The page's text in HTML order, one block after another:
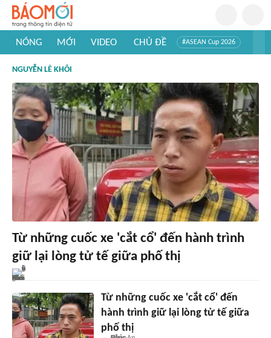
NÓNG MỚI VIDEO CHỦ ĐỀ #ASEAN Cup 2026
#Khám phá thế giới
NGUYỄN LÊ KHÔI
Từ những cuốc xe 'cắt cổ' đến hành trình
giữ lại lòng tử tế giữa phố thị
Từ những cuốc xe 'cắt cổ' đến
hành trình giữ lại lòng tử tế giữa
phố thị